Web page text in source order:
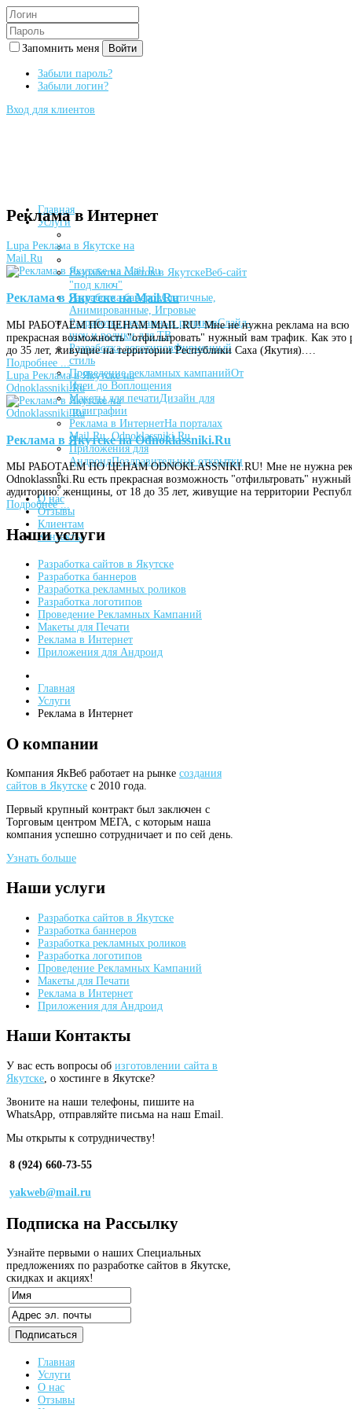
Запомнить меня Войти
Забыли пароль?
Забыли логин?
Вход для клиентов
Главная
Услуги
Разработка сайтов в ЯкутскеВеб-сайт
"под ключ"
Разработка банеровСтатичные,
Анимированные, Игровые
Разработка рекламных роликовСлайд-
шоу и ролики для ТВ
Разработка логотиповФирменный
стиль
Проведение рекламных кампанийОт
Идеи до Воплощения
Макеты для печатиДизайн для
полиграфии
Реклама в ИнтернетНа порталах
Mail.Ru, Odnoklassniki.Ru
Приложения для
АндроидПоздравительные открытки
О нас
Отзывы
Клиентам
Контакты
Реклама в Интернет
Lupa Реклама в Якутске на
Mail.Ru
Реклама в Якутске на Mail.Ru
МЫ РАБОТАЕМ ПО ЦЕНАМ MAIL.RU! Мне не нужна реклама на всю
прекрасная возможность "отфильтровать" нужный вам трафик. Как
до 35 лет, живущие на территории Республики Саха (Якутия).…
Подробнее ...
Lupa Реклама в Якутске на
Odnoklassniki.Ru
Реклама в Якутске на Odnoklassniki.Ru
МЫ РАБОТАЕМ ПО ЦЕНАМ ODNOKLASSNIKI.RU! Мне не нужна
Odnoklassniki.Ru есть прекрасная возможность "отфильтровать"
аудиторию: женщины, от 18 до 35 лет, живущие на территории
Подробнее ...
Нашиуслуги
Разработка сайтов в Якутске
Разработка баннеров
Разработка рекламных роликов
Разработка логотипов
Проведение Рекламных Кампаний
Макеты для Печати
Реклама в Интернет
Приложения для Андроид
Главная
Услуги
Реклама в Интернет
О компании
Компания ЯкВеб работает на рынке создания
сайтов в Якутске с 2010 года.
Первый крупный контракт был заключен с
Торговым центром МЕГА, с которым наша
компания успешно сотрудничает и по сей день.
Узнать больше
Наши услуги
Разработка сайтов в Якутске
Разработка баннеров
Разработка рекламных роликов
Разработка логотипов
Проведение Рекламных Кампаний
Макеты для Печати
Реклама в Интернет
Приложения для Андроид
Наши Контакты
У вас есть вопросы об изготовлении сайта в
Якутске , о хостинге в Якутске?
Звоните на наши телефоны, пишите на
WhatsApp, отправляйте письма на наш Email.
Мы открыты к сотрудничеству!
8 (924) 660-73-55
yakweb@mail.ru
Подписка на Рассылку
Узнайте первыми о наших Специальных
предложениях по разработке сайтов в Якутске,
скидках и акциях!
Главная
Услуги
О нас
Отзывы